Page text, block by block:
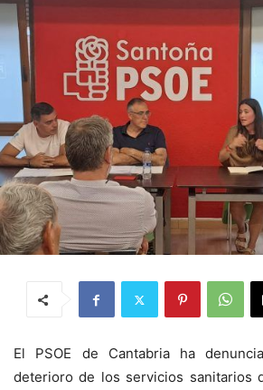
El PSOE de Cantabria ha
deterioro de los servicios sanitarios